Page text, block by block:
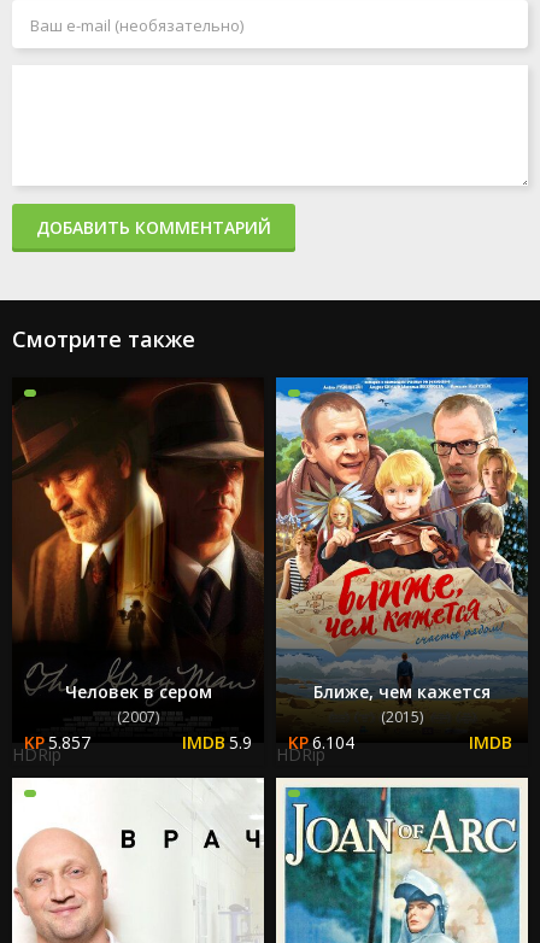
ДОБАВИТЬ КОММЕНТАРИЙ
Смотрите также
Человек в сером
(2007)
5.857 5.9
HDRip
Ближе, чем кажется
(2015)
6.104
HDRip